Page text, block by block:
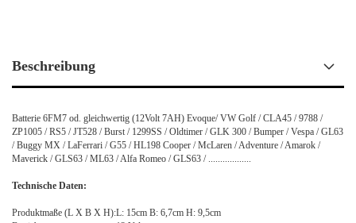
Beschreibung
Batterie 6FM7 od. gleichwertig (12Volt 7AH) Evoque/ VW Golf / CLA45 / 9788 /
ZP1005 / RS5 / JT528 / Burst / 1299SS / Oldtimer / GLK 300 / Bumper / Vespa / GL63
/ Buggy MX / LaFerrari / G55 / HL198 Cooper / McLaren / Adventure / Amarok /
Maverick / GLS63 / ML63 / Alfa Romeo / GLS63 / ..................
Technische Daten:
Produktmaße (L X B X H):L: 15cm B: 6,7cm H: 9,5cm